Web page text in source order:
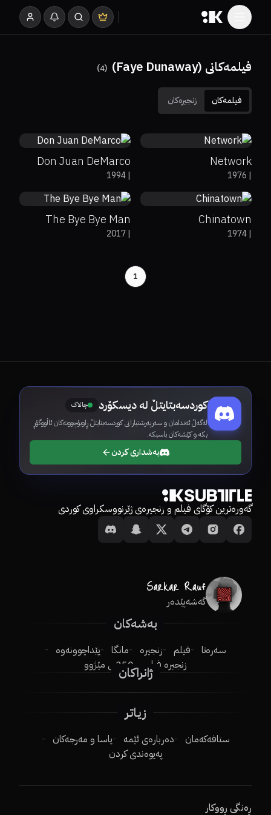
فیلمەکانی (Faye Dunaway) (
4
)
فیلمەکان زنجیرەکان 8.1
92%
83%
Network
|
1976
Don Juan DeMarco
|
1994
8.2
99%
Chinatown
|
1974
4.2
18%
37%
The Bye Bye Man
|
2017
1
کوردسەبتایتڵ لە دیسکۆرد چالاک
لەگەڵ ئەندامان و سەرپەرشتیارانی کوردسەبتایتڵ ڕاوبۆچوونەکان ئاڵووگۆڕ
بکە و کێشەکان باسبکە.
بەشداری کردن
گەورەترین کۆگای فیلم و زنجیرەی ژێرنووسکراوی کوردی
گەشەپێدەر
بەشەکان
سەرەتا فیلم زنجیرە مانگا
پێداچوونەوە
زنجیرە فیلم
250ـی مێژوو
ژانراکان
زیاتر
ستافەکەمان دەربارەی ئێمە
یاسا و مەرجەکان
پەیوەندی کردن
ڕەنگی ڕووکار